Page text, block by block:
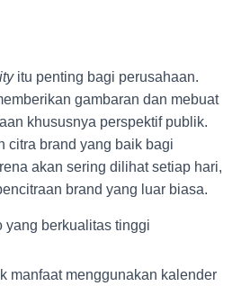
itu penting bagi perusahaan.
gambaran dan mebuat
khususnya perspektif publik.
citra brand yang baik bagi
akan sering dilihat setiap hari,
brand yang luar biasa.
yang berkualitas tinggi
manfaat menggunakan kalender